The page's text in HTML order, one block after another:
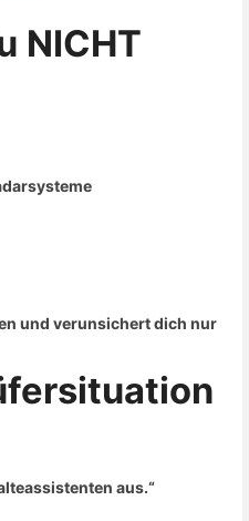
NICHT
und verunsichert dich nur
aus.“